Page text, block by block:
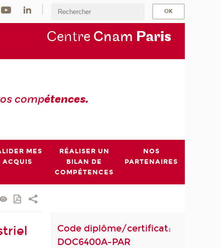
Centre Cnam Paris
compétences.
MES
ACQUIS
RÉALISER UN
BILAN DE
COMPÉTENCES
NOS
PARTENAIRES
Code diplôme/certificat:
DOC6400A-PAR